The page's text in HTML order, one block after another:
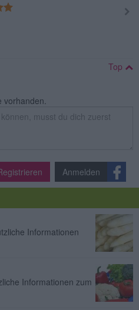
Top
Anmelden
Informationen
Informationen zum